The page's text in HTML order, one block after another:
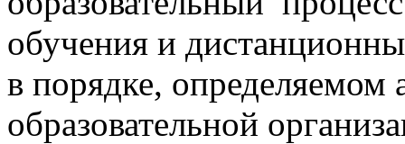
обучения и
в порядке, определяемом
образовательной